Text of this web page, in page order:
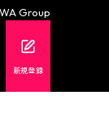
Group
新規登録